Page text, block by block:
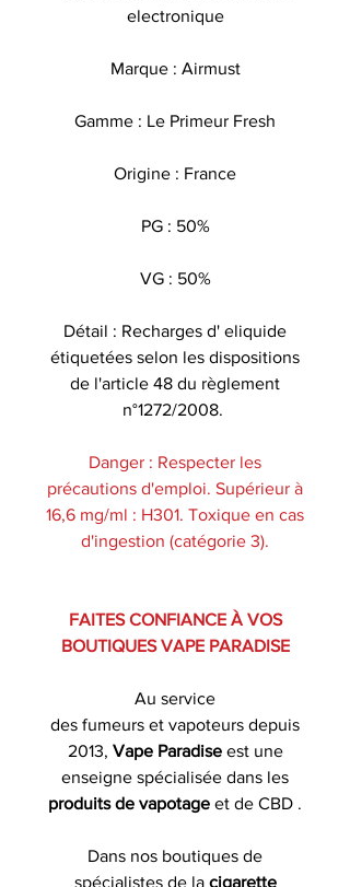
electronique
Marque : Airmust
Gamme : Le Primeur Fresh
Origine : France
PG : 50%
VG : 50%
Détail : Recharges d' eliquide
étiquetées selon les dispositions
de l'article 48 du règlement
n°1272/2008.
Danger : Respecter les
précautions d'emploi. Supérieur à
16,6 mg/ml : H301. Toxique en cas
d'ingestion (catégorie 3).
FAITES CONFIANCE À VOS
BOUTIQUES VAPE PARADISE
Au service
des fumeurs et vapoteurs depuis
2013, Vape Paradiseest une
enseigne spécialisée dans les
produits de vapotage et de CBD .
Dans nos boutiques de
spécialistes de la cigarette